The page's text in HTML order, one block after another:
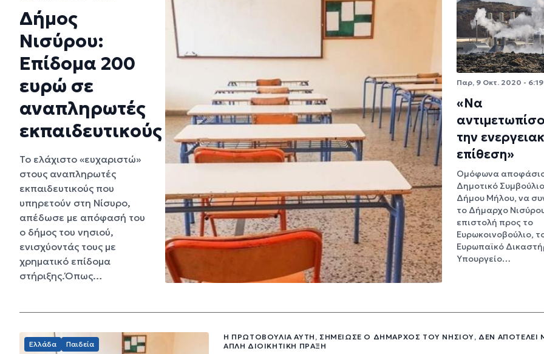
Δήμος
Νισύρου:
Επίδομα 200
ευρώ σε
αναπληρωτές
εκπαιδευτικούς
Το ελάχιστο «ευχαριστώ»
στους αναπληρωτές
εκπαιδευτικούς που
υπηρετούν στη Νίσυρο,
απέδωσε με απόφασή του
ο δήμος του νησιού,
ενισχύοντάς τους με
χρηματικό επίδομα
στήριξης.Όπως…
Παρ, 9 Οκτ. 2020 - 6:19
«Να
την
επίθεση»
Ομόφωνα
Δημοτικό
Δήμου Μήλου, να
το Δήμαρχο
επιστολή προς το
Ευρωκοινοβούλιο,
Ευρωπαϊκό
Υπουργείο…
Ελλάδα Παιδεία
Η ΠΡΩΤΟΒΟΥΛΊΑ ΑΥΤΉ, ΣΗΜΕΊΩΣΕ Ο ΔΉΜΑΡΧΟΣ ΤΟΥ ΝΗΣΙΟΎ, ΔΕΝ ΑΠΟΤΕΛΕΊ
ΑΠΛΉ ΔΙΟΙΚΗΤΙΚΉ ΠΡΆΞΗ